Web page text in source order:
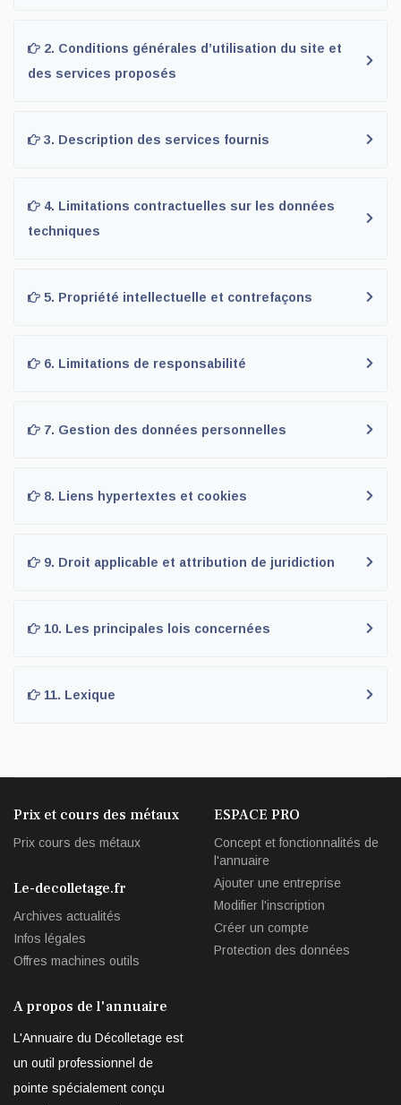
des services proposés
3. Description des services fournis
techniques
5. Propriété intellectuelle et contrefaçons
6. Limitations de responsabilité
7. Gestion des données personnelles
8. Liens hypertextes et cookies
9. Droit applicable et attribution de juridiction
10. Les principales lois concernées
11. Lexique
Prix et cours des métaux
Prix cours des métaux
Le-decolletage.fr
Archives actualités
Infos légales
Offres machines outils
ESPACE PRO
Concept et fonctionnalités de
l'annuaire
Ajouter une entreprise
Modifier l'inscription
Créer un compte
Protection des données
A propos de l'annuaire
L'Annuaire du Décolletage est
un outil professionnel de
pointe spécialement conçu